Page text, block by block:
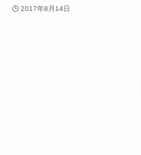
2017年8月14日